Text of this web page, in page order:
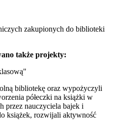
zakupionych do biblioteki
o także projekty:
bibliotekę oraz wypożyczyli
półeczki na książki w
przez nauczyciela bajek i
książek, rozwijali aktywność